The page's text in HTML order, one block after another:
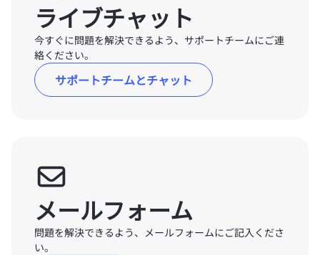
ライブチャット
今すぐに問題を解決できるよう、サポートチームにご連
絡ください。
サポートチームとチャット
メールフォーム
問題を解決できるよう、メールフォームにご記入くださ
い。